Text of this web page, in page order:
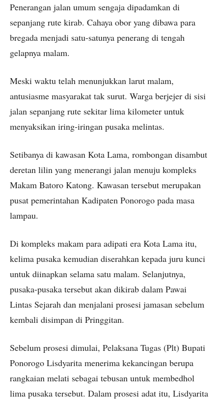
Penerangan jalan umum sengaja dipadamkan di
sepanjang rute kirab. Cahaya obor yang dibawa para
bregada menjadi satu-satunya penerang di tengah
gelapnya malam.
Meski waktu telah menunjukkan larut malam,
antusiasme masyarakat tak surut. Warga berjejer di sisi
jalan sepanjang rute sekitar lima kilometer untuk
menyaksikan iring-iringan pusaka melintas.
Setibanya di kawasan Kota Lama, rombongan disambut
deretan lilin yang menerangi jalan menuju kompleks
Makam Batoro Katong. Kawasan tersebut merupakan
pusat pemerintahan Kadipaten Ponorogo pada masa
lampau.
Di kompleks makam para adipati era Kota Lama itu,
kelima pusaka kemudian diserahkan kepada juru kunci
untuk diinapkan selama satu malam. Selanjutnya,
pusaka-pusaka tersebut akan dikirab dalam Pawai
Lintas Sejarah dan menjalani prosesi jamasan sebelum
kembali disimpan di Pringgitan.
Sebelum prosesi dimulai, Pelaksana Tugas (Plt) Bupati
Ponorogo Lisdyarita menerima kekancingan berupa
rangkaian melati sebagai tebusan untuk membedhol
lima pusaka tersebut. Dalam prosesi adat itu, Lisdyarita